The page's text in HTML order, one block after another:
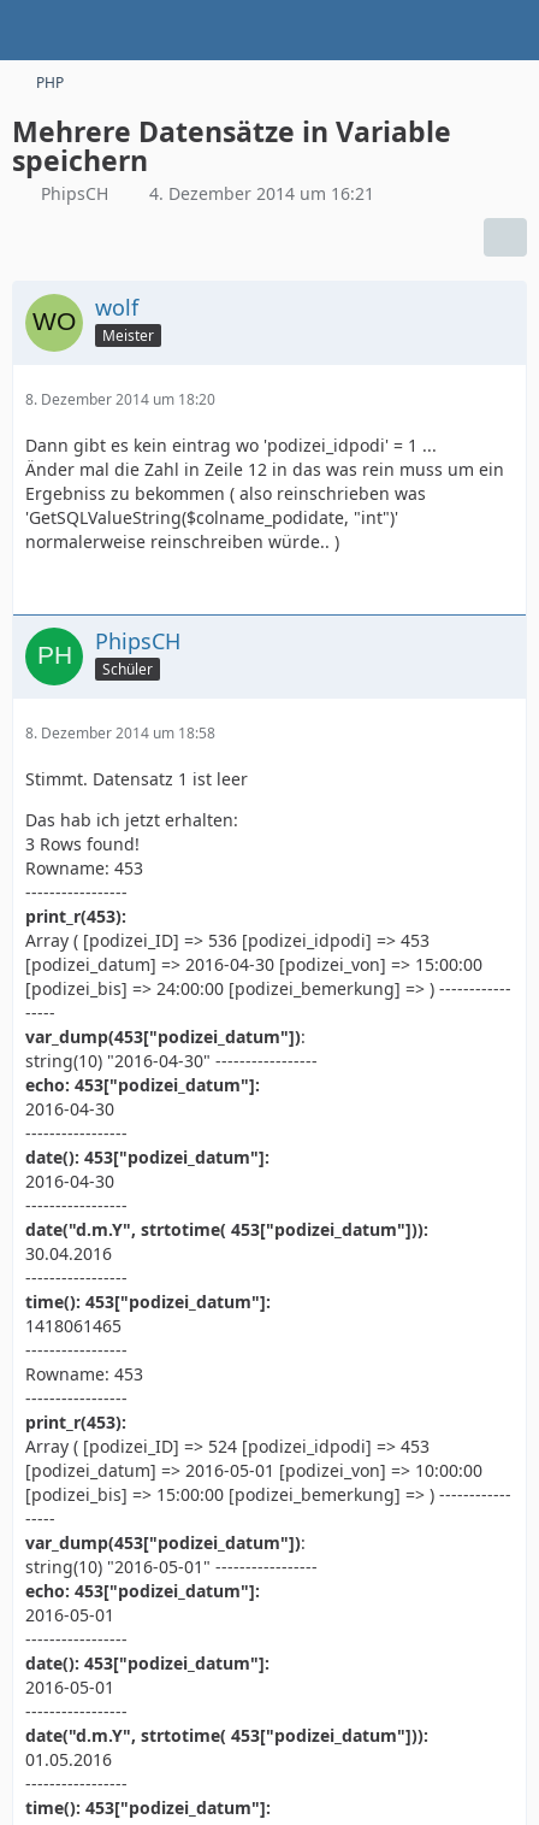
PHP
Mehrere Datensätze in Variable
speichern
PhipsCH 4. Dezember 2014 um 16:21
wolf
Meister
8. Dezember 2014 um 18:20
Dann gibt es kein eintrag wo 'podizei_idpodi' = 1 ...
Änder mal die Zahl in Zeile 12 in das was rein muss um ein
Ergebniss zu bekommen ( also reinschrieben was
'GetSQLValueString($colname_podidate, "int")'
normalerweise reinschreiben würde.. )
PhipsCH
Schüler
8. Dezember 2014 um 18:58
Stimmt. Datensatz 1 ist leer
Das hab ich jetzt erhalten:
3 Rows found!
Rowname: 453
-----------------
print_r(453):
Array ( [podizei_ID] => 536 [podizei_idpodi] => 453
[podizei_datum] => 2016-04-30 [podizei_von] => 15:00:00
[podizei_bis] => 24:00:00 [podizei_bemerkung] => ) ------------
-----
var_dump(453["podizei_datum"]):
string(10) "2016-04-30" -----------------
echo: 453["podizei_datum"]:
2016-04-30
-----------------
date(): 453["podizei_datum"]:
2016-04-30
-----------------
date("d.m.Y", strtotime( 453["podizei_datum"])):
30.04.2016
-----------------
time(): 453["podizei_datum"]:
1418061465
-----------------
Rowname: 453
-----------------
print_r(453):
Array ( [podizei_ID] => 524 [podizei_idpodi] => 453
[podizei_datum] => 2016-05-01 [podizei_von] => 10:00:00
[podizei_bis] => 15:00:00 [podizei_bemerkung] => ) ------------
-----
var_dump(453["podizei_datum"]):
string(10) "2016-05-01" -----------------
echo: 453["podizei_datum"]:
2016-05-01
-----------------
date(): 453["podizei_datum"]:
2016-05-01
-----------------
date("d.m.Y", strtotime( 453["podizei_datum"])):
01.05.2016
-----------------
time(): 453["podizei_datum"]: